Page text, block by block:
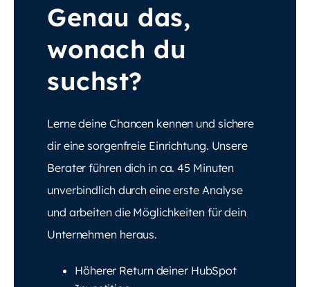
Genau das,
wonach du
suchst?
Lerne deine Chancen kennen und sichere
dir eine sorgenfreie Einrichtung. Unsere
Berater führen dich in ca. 45 Minuten
unverbindlich durch eine erste Analyse
und arbeiten die Möglichkeiten für dein
Unternehmen heraus.
Höherer Return deiner HubSpot